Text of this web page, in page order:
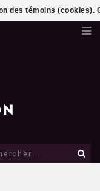
des témoins